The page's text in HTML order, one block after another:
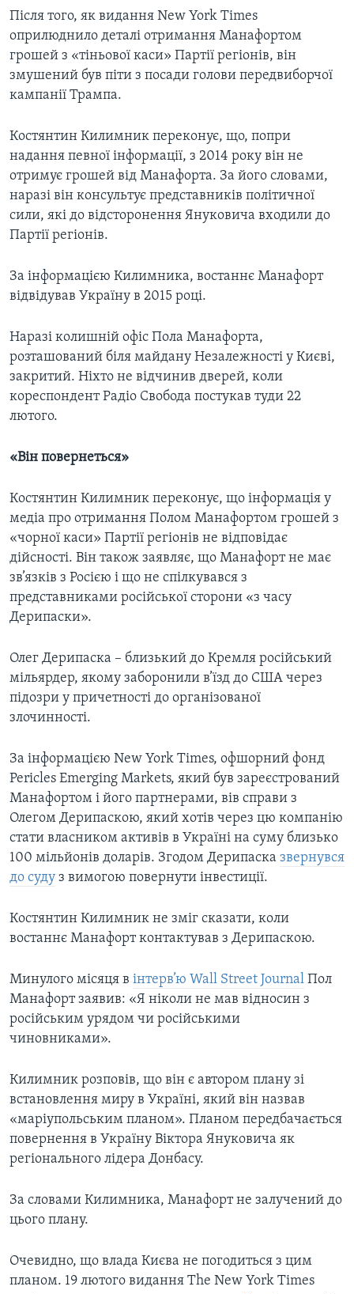
Після того, як видання New York Times
оприлюднило деталі отримання Манафортом
грошей з «тіньової каси» Партії регіонів, він
змушений був піти з посади голови передвиборчої
кампанії Трампа.
Костянтин Килимник переконує, що, попри
надання певної інформації, з 2014 року він не
отримує грошей від Манафорта. За його словами,
наразі він консультує представників політичної
сили, які до відсторонення Януковича входили до
Партії регіонів.
За інформацією Килимника, востаннє Манафорт
відвідував Україну в 2015 році.
Наразі колишній офіс Пола Манафорта,
розташований біля майдану Незалежності у Києві,
закритий. Ніхто не відчинив дверей, коли
кореспондент Радіо Свобода постукав туди 22
лютого.
«Він повернеться»
Костянтин Килимник переконує, що інформація у
медіа про отримання Полом Манафортом грошей з
«чорної каси» Партії регіонів не відповідає
дійсності. Він також заявляє, що Манафорт не має
зв’язків з Росією і що не спілкувався з
представниками російської сторони «з часу
Дерипаски».
Олег Дерипаска – близький до Кремля російський
мільярдер, якому заборонили в’їзд до США через
підозри у причетності до організованої
злочинності.
За інформацією New York Times, офшорний фонд
Pericles Emerging Markets, який був зареєстрований
Манафортом і його партнерами, вів справи з
Олегом Дерипаскою, який хотів через цю компанію
стати власником активів в Україні на суму близько
100 мільйонів доларів. Згодом Дерипаска звернувся
до суду з вимогою повернути інвестиції.
Костянтин Килимник не зміг сказати, коли
востаннє Манафорт контактував з Дерипаскою.
Минулого місяця в інтерв’ю Wall Street Journal Пол
Манафорт заявив: «Я ніколи не мав відносин з
російським урядом чи російськими
чиновниками».
Килимник розповів, що він є автором плану зі
встановлення миру в Україні, який він назвав
«маріупольським планом». Планом передбачається
повернення в Україну Віктора Януковича як
регіонального лідера Донбасу.
За словами Килимника, Манафорт не залучений до
цього плану.
Очевидно, що влада Києва не погодиться з цим
планом. 19 лютого видання The New York Times